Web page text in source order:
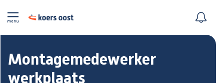
Montagemedewerker
werkplaats